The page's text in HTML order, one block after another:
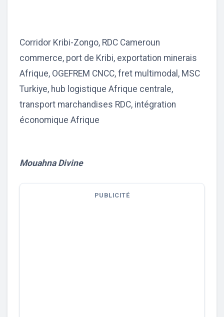
Corridor Kribi-Zongo, RDC Cameroun
commerce, port de Kribi, exportation minerais
Afrique, OGEFREM CNCC, fret multimodal, MSC
Turkiye, hub logistique Afrique centrale,
transport marchandises RDC, intégration
économique Afrique
Mouahna Divine
PUBLICITÉ